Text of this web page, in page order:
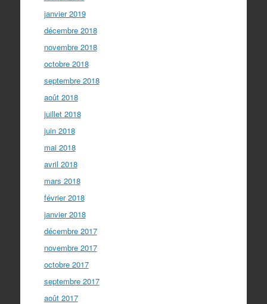
janvier 2019
décembre 2018
novembre 2018
octobre 2018
septembre 2018
août 2018
juillet 2018
juin 2018
mai 2018
avril 2018
mars 2018
février 2018
janvier 2018
décembre 2017
novembre 2017
octobre 2017
septembre 2017
août 2017